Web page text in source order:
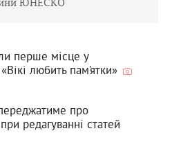
перше місце у
любить пам’ятки»
про
редагуванні статей